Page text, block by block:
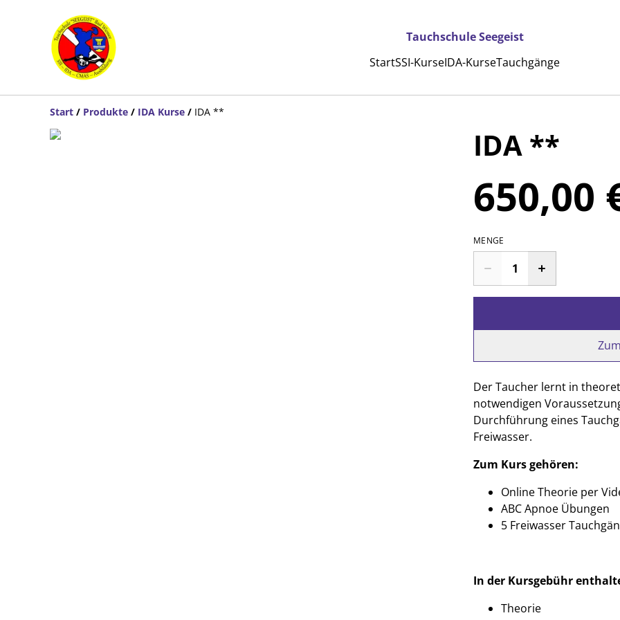
Tauchschule Seegeist
StartSSI-KurseIDA-KurseTauchgänge
Start / Produkte / IDA Kurse / IDA **
IDA **
650,00
MENGE
Der Taucher lernt in
notwendigen
Durchführung eines
Freiwasser.
Zum Kurs gehören:
Online Theorie per
ABC Apnoe Übungen
5 Freiwasser
In der Kursgebühr
Theorie